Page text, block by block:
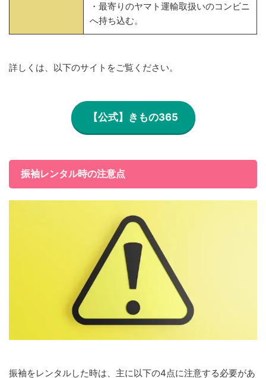
・最寄りのヤマト運輸取扱いのコンビニ
へ持ち込む。
詳しくは、以下のサイトをご覧ください。
【公式】きもの365
振袖レンタル時の注意点
振袖をレンタルした時は、主に以下の4点に注意する必要があ